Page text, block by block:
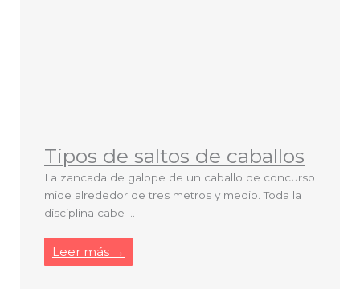
Tipos de saltos de caballos
La zancada de galope de un caballo de concurso
mide alrededor de tres metros y medio. Toda la
disciplina cabe ...
Leer más →